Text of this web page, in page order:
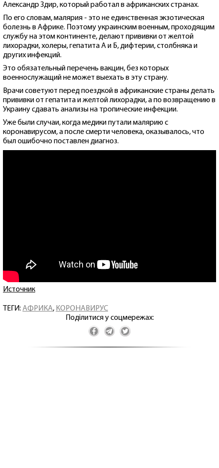
Александр Здир, который работал в африканских странах.
По его словам, малярия - это не единственная экзотическая
болезнь в Африке. Поэтому украинским военным, проходящим
службу на этом континенте, делают прививки от желтой
лихорадки, холеры, гепатита А и Б, дифтерии, столбняка и
других инфекций.
Это обязательный перечень вакцин, без которых
военнослужащий не может выехать в эту страну.
Врачи советуют перед поездкой в африканские страны делать
прививки от гепатита и желтой лихорадки, а по возвращению в
Украину сдавать анализы на тропические инфекции.
Уже были случаи, когда медики путали малярию с
коронавирусом, а после смерти человека, оказывалось, что
был ошибочно поставлен диагноз.
Источник
ТЕГИ: АФРИКА, КОРОНАВИРУС
Поділитися у соцмережах: